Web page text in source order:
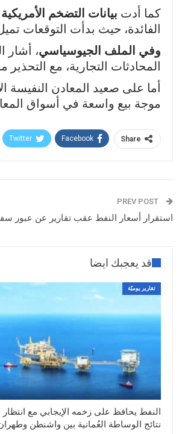
كما أدت بيانات التضخم الأمريكية
الفائدة، حيث بدأت التوقعات
وفي الملف الجيوسياسي، أشار
المحادثات التجارية، مع
موجة بيع واسعة في أسواق
Share
Facebook
Twitter
استقرار أسعار النفط عقب تقارير عن عبور
قد يعجبك ايضا
تقارير يوميّة
النفط يحافظ على زخمه الإيجابي مع انتظار
نتائج الوساطة العُمانية بين واشنطن